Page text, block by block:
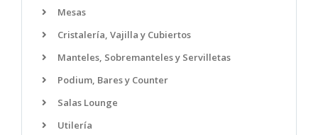
Mesas
Cristalería, Vajilla y Cubiertos
Manteles, Sobremanteles y Servilletas
Podium, Bares y Counter
Salas Lounge
Utilería